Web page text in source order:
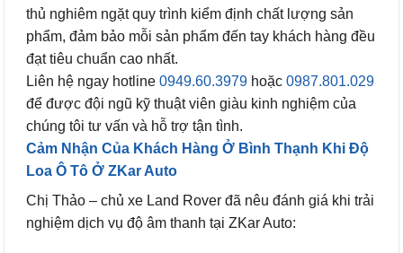
thủ nghiêm ngặt quy trình kiểm định chất lượng sản
phẩm, đảm bảo mỗi sản phẩm đến tay khách hàng đều
đạt tiêu chuẩn cao nhất.
Liên hệ ngay hotline 0949.60.3979 hoặc 0987.801.029
để được đội ngũ kỹ thuật viên giàu kinh nghiệm của
chúng tôi tư vấn và hỗ trợ tận tình.
Cảm Nhận Của Khách Hàng Ở Bình Thạnh Khi Độ
Loa Ô Tô Ở ZKar Auto
Chị Thảo – chủ xe Land Rover đã nêu đánh giá khi trải
nghiệm dịch vụ độ âm thanh tại ZKar Auto: